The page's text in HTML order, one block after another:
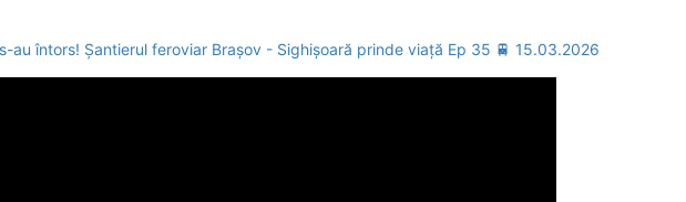
au întors! Șantierul feroviar Brașov - Sighișoară prinde viață Ep 35 🚆 15.03.2026